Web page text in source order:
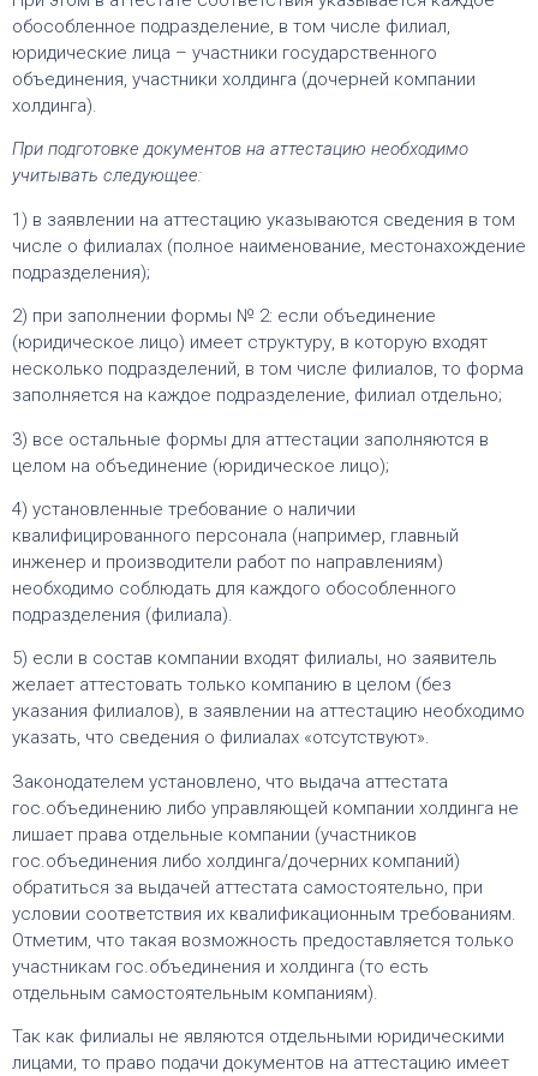
обособленное подразделение, в том числе филиал,
юридические лица – участники государственного
объединения, участники холдинга (дочерней компании
холдинга).
При подготовке документов на аттестацию необходимо
учитывать следующее:
1) в заявлении на аттестацию указываются сведения в том
числе о филиалах (полное наименование, местонахождение
подразделения);
2) при заполнении формы № 2: если объединение
(юридическое лицо) имеет структуру, в которую входят
несколько подразделений, в том числе филиалов, то форма
заполняется на каждое подразделение, филиал отдельно;
3) все остальные формы для аттестации заполняются в
целом на объединение (юридическое лицо);
4) установленные требование о наличии
квалифицированного персонала (например, главный
инженер и производители работ по направлениям)
необходимо соблюдать для каждого обособленного
подразделения (филиала).
5) если в состав компании входят филиалы, но заявитель
желает аттестовать только компанию в целом (без
указания филиалов), в заявлении на аттестацию необходимо
указать, что сведения о филиалах «отсутствуют».
Законодателем установлено, что выдача аттестата
гос.объединению либо управляющей компании холдинга не
лишает права отдельные компании (участников
гос.объединения либо холдинга/дочерних компаний)
обратиться за выдачей аттестата самостоятельно, при
условии соответствия их квалификационным требованиям.
Отметим, что такая возможность предоставляется только
участникам гос.объединения и холдинга (то есть
отдельным самостоятельным компаниям).
Так как филиалы не являются отдельными юридическими
лицами, то право подачи документов на аттестацию имеет